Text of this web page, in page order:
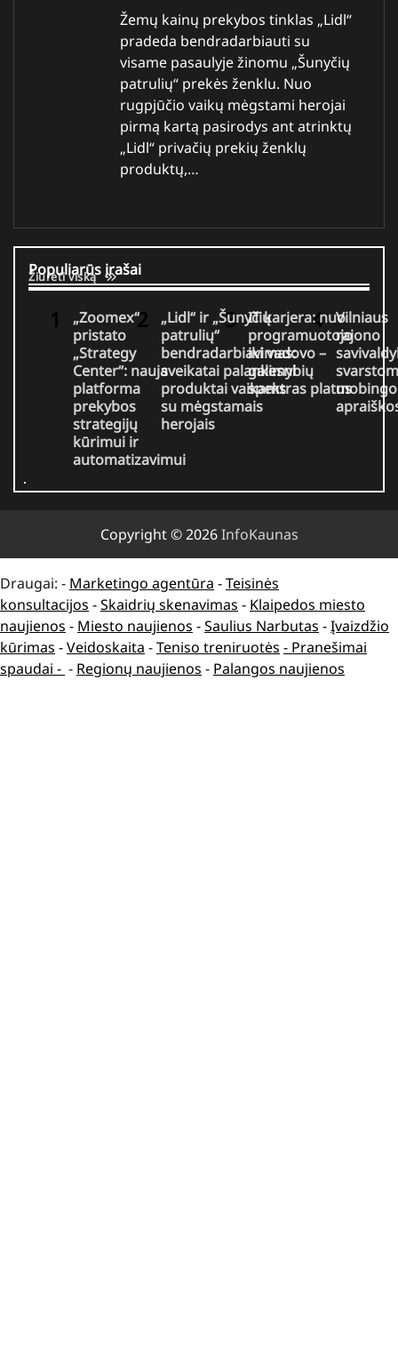
Žemų kainų prekybos tinklas „Lidl“
pradeda bendradarbiauti su
visame pasaulyje žinomu „Šunyčių
patrulių“ prekės ženklu. Nuo
rugpjūčio vaikų mėgstami herojai
pirmą kartą pasirodys ant atrinktų
„Lidl“ privačių prekių ženklų
produktų,…
Populiarūs įrašai
Žiūrėti viską
„Zoomex“
pristato
„Strategy
Center“: nauja
platforma
prekybos
strategijų
kūrimui ir
automatizavimui
„Lidl“ ir „Šunyčių
patrulių“
bendradarbiavimas:
sveikatai palankesni
produktai vaikams
su mėgstamais
herojais
IT karjera: nuo
programuotojo
iki vadovo –
galimybių
spektras platus
Vilniaus
rajono
mobingo
Copyright © 2026InfoKaunas
Draugai: - Marketingo agentūra -Teisinės
konsultacijos -Skaidrių skenavimas - Klaipedos miesto
naujienos - Miesto naujienos -Saulius Narbutas -Įvaizdžio
kūrimas -Veidoskaita -Teniso treniruotės - Pranešimai
spaudai - - Regionų naujienos - Palangos naujienos